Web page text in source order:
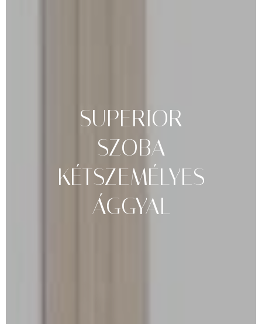
SUPERIOR
SZOBA
KÉTSZEMÉLYES
ÁGGYAL